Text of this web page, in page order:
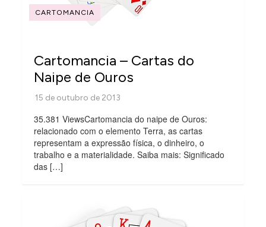
CARTOMANCIA
Cartomancia – Cartas do
Naipe de Ouros
35.381 ViewsCartomancia do naipe de Ouros:
relacionado com o elemento Terra, as cartas
representam a expressão física, o dinheiro, o
trabalho e a materialidade. Saiba mais: Significado
das […]